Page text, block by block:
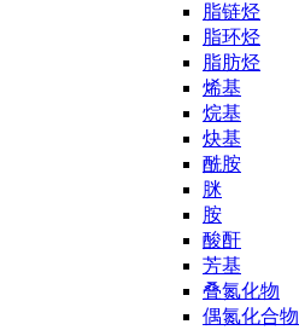
脂链烃
脂环烃
脂肪烃
烯基
烷基
炔基
酰胺
脒
胺
酸酐
芳基
叠氮化物
偶氮化合物